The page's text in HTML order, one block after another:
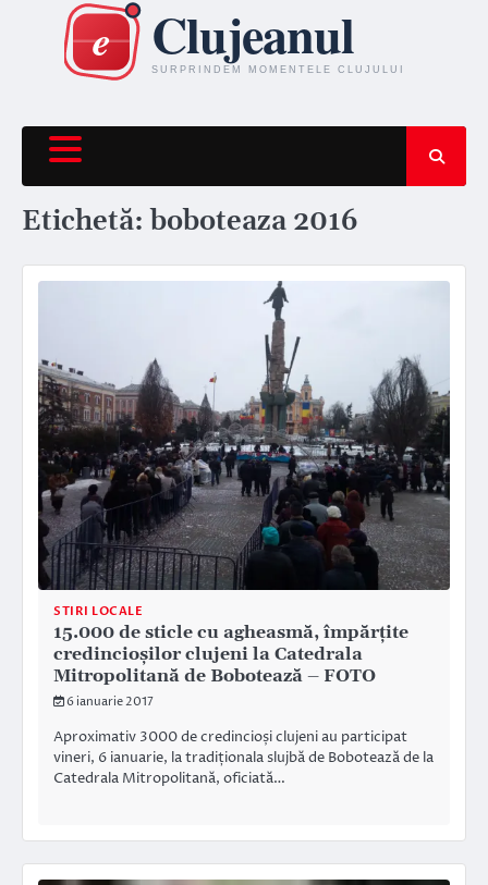
content
Etichetă:boboteaza 2016
STIRI LOCALE
15.000 de sticle cu agheasmă, împărțite
credincioșilor clujeni la Catedrala
Mitropolitană de Bobotează – FOTO
6 ianuarie 2017
Aproximativ 3000 de credincioși clujeni au participat
vineri, 6 ianuarie, la tradiționala slujbă de Bobotează de la
Catedrala Mitropolitană, oficiată…